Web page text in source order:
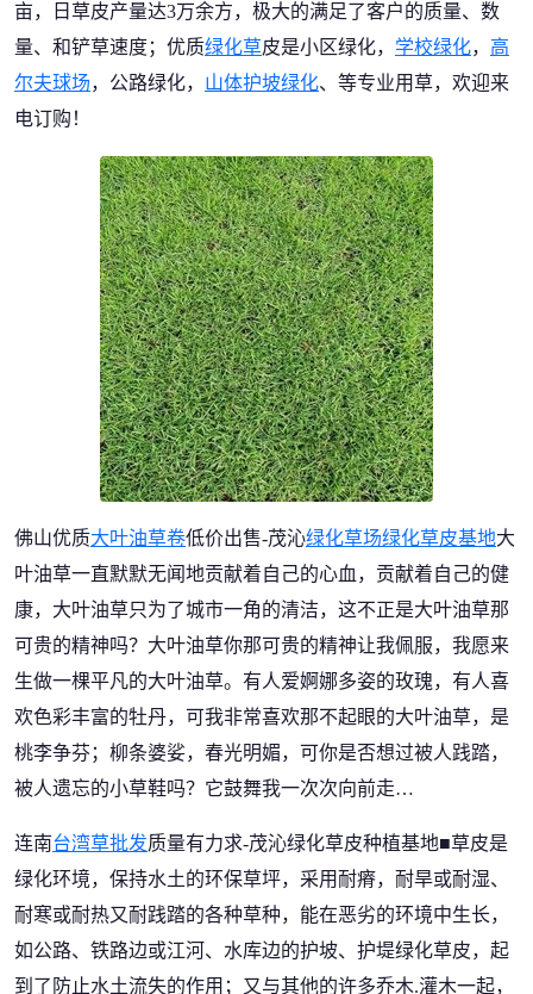
亩，日草皮产量达3万余方，极大的满足了客户的质量、数
量、和铲草速度；优质绿化草皮是小区绿化， 学校绿化， 高
尔夫球场，公路绿化， 山体护坡绿化、等专业用草，欢迎来
电订购！
佛山优质大叶油草卷低价出售-茂沁绿化草场绿化草皮基地大
叶油草一直默默无闻地贡献着自己的心血，贡献着自己的健
康，大叶油草只为了城市一角的清洁，这不正是大叶油草那
可贵的精神吗？大叶油草你那可贵的精神让我佩服，我愿来
生做一棵平凡的大叶油草。有人爱婀娜多姿的玫瑰，有人喜
欢色彩丰富的牡丹，可我非常喜欢那不起眼的大叶油草，是
桃李争芬；柳条婆娑，春光明媚，可你是否想过被人践踏，
被人遗忘的小草鞋吗？它鼓舞我一次次向前走…
连南台湾草批发质量有力求-茂沁绿化草皮种植基地■草皮是
绿化环境，保持水土的环保草坪，采用耐瘠，耐旱或耐湿、
耐寒或耐热又耐践踏的各种草种，能在恶劣的环境中生长，
如公路、铁路边或江河、水库边的护坡、护堤绿化草皮，起
到了防止水土流失的作用；又与其他的许多乔木.灌木一起，